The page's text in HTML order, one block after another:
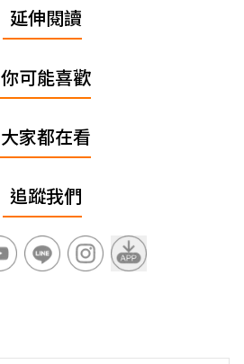
延伸閱讀
你可能喜歡
大家都在看
追蹤我們